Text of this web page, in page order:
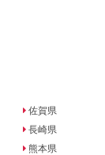
佐賀県
長崎県
熊本県